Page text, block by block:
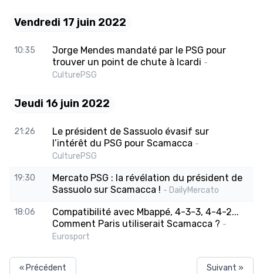
Vendredi 17 juin 2022
10:35
Jorge Mendes mandaté par le PSG pour
trouver un point de chute à Icardi -
CulturePSG
Jeudi 16 juin 2022
21:26
Le président de Sassuolo évasif sur
l’intérêt du PSG pour Scamacca -
CulturePSG
19:30
Mercato PSG : la révélation du président de
Sassuolo sur Scamacca ! - DailyMercato
18:06
Compatibilité avec Mbappé, 4-3-3, 4-4-2...
Comment Paris utiliserait Scamacca ? -
Eurosport
« Précédent Suivant »